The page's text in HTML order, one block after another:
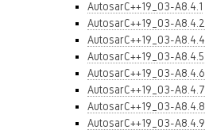
AutosarC++19_03-A8.4.1
AutosarC++19_03-A8.4.2
AutosarC++19_03-A8.4.4
AutosarC++19_03-A8.4.5
AutosarC++19_03-A8.4.6
AutosarC++19_03-A8.4.7
AutosarC++19_03-A8.4.8
AutosarC++19_03-A8.4.9